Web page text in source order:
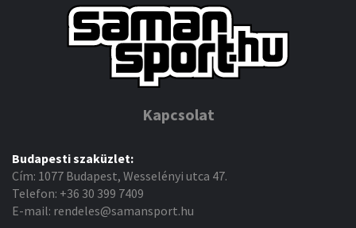
Kapcsolat
Budapesti szaküzlet:
Cím: 1077 Budapest, Wesselényi utca 47.
Telefon: +36 30 399 7409
E-mail: rendeles@samansport.hu